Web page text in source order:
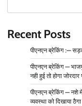
Recent Posts
पीएनएन ब्रेकिंग :—
पीएनएन ब्रेकिंग —
नही हुई तो होगा जोरदार
पीएनएन ब्रेकिंग — नशे
व्यवस्था को दिखाया